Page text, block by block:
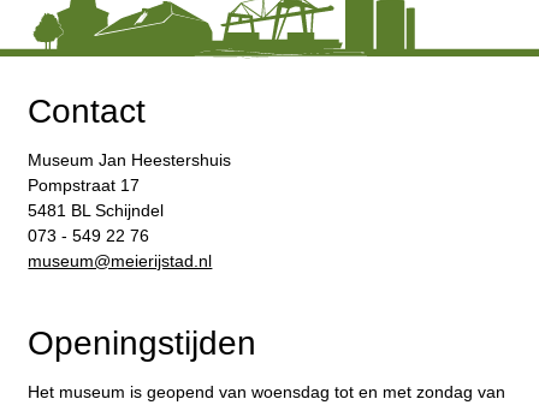
Contact
Museum Jan Heestershuis
Pompstraat 17
5481 BL Schijndel
073 - 549 22 76
​museum@meierijstad.nl
Openingstijden
Het museum is geopend van woensdag tot en met zondag van